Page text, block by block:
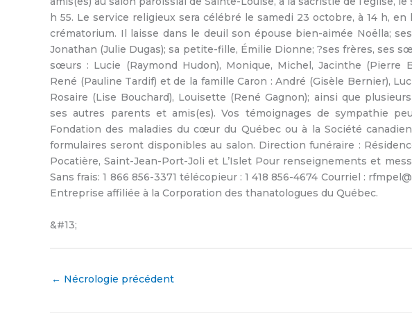
h 55. Le service religieux sera célébré le samedi 23 octobre, à 14 h, en
crématorium. Il laisse dans le deuil son épouse bien-aimée Noëlla;
Jonathan (Julie Dugas); sa petite-fille, Émilie Dionne; ?ses frères, ses
sœurs : Lucie (Raymond Hudon), Monique, Michel, Jacinthe (Pierre
René (Pauline Tardif) et de la famille Caron : André (Gisèle Bernier),
Rosaire (Lise Bouchard), Louisette (René Gagnon); ainsi que
ses autres parents et amis(es). Vos témoignages de sympathie
Fondation des maladies du cœur du Québec ou à la Société
formulaires seront disponibles au salon. Direction funéraire :
Pocatière, Saint-Jean-Port-Joli et L’Islet Pour renseignements et
Sans frais: 1 866 856-3371 télécopieur : 1 418 856-4674 Courriel :
Entreprise affiliée à la Corporation des thanatologues du Québec.
&#13;
← Nécrologie précédent